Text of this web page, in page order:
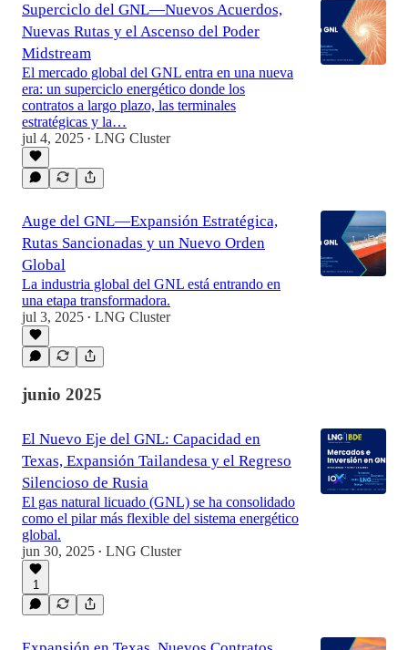
Superciclo del GNL—Nuevos Acuerdos,
Nuevas Rutas y el Ascenso del Poder
Midstream
El mercado global del GNL entra en una nueva
era: un superciclo energético donde los
contratos a largo plazo, las terminales
estratégicas y la…
jul 4, 2025 • LNG Cluster
Auge del GNL—Expansión Estratégica,
Rutas Sancionadas y un Nuevo Orden
Global
La industria global del GNL está entrando en
una etapa transformadora.
jul 3, 2025 • LNG Cluster
junio 2025
El Nuevo Eje del GNL: Capacidad en
Texas, Expansión Tailandesa y el Regreso
Silencioso de Rusia
El gas natural licuado (GNL) se ha consolidado
como el pilar más flexible del sistema energético
global.
jun 30, 2025 • LNG Cluster
1